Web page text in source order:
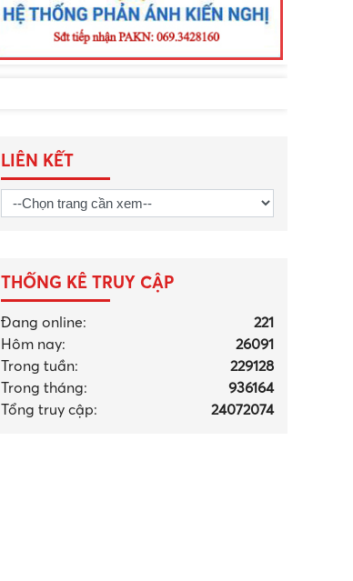
LIÊN KẾT
THỐNG KÊ TRUY CẬP
Đang online:
221
Hôm nay:
26091
Trong tuần:
229128
Trong tháng:
936164
Tổng truy cập:
24072074